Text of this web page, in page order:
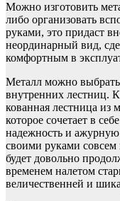
Можно изготовить
либо организовать
руками, это придаст
неординарный вид,
комфортным в
Металл можно
внутренних лестниц.
кованная лестница из
которое сочетает в
надежность и ажурную
своими руками
будет довольно
временем налетом
величественней и